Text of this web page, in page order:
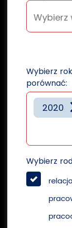
Wybierz
porównać:
2020
Wybierz